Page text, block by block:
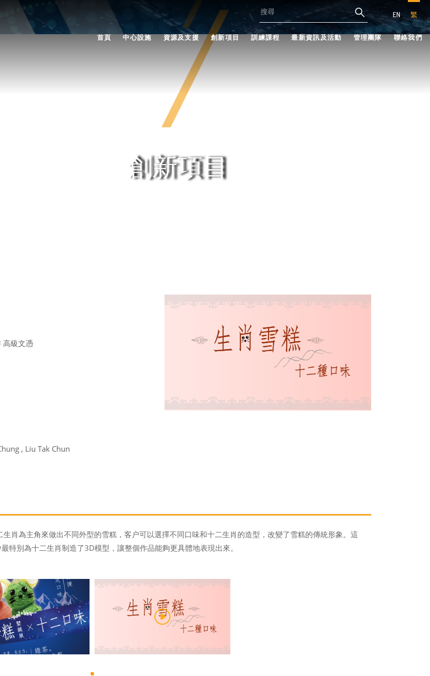
EN 繁
首頁 中心設施 資源及支援 創新項目 訓練課程 最新資訊及活動 管理團隊 聯絡我們
創新項目
高級文憑
, Liu Tak Chun
肖為主角來做出不同外型的雪糕，客户可以選擇不同口味和十二生肖的造型，改變了雪糕的傳統形象。這
特別為十二生肖制造了3D模型，讓整個作品能夠更具體地表現出來。